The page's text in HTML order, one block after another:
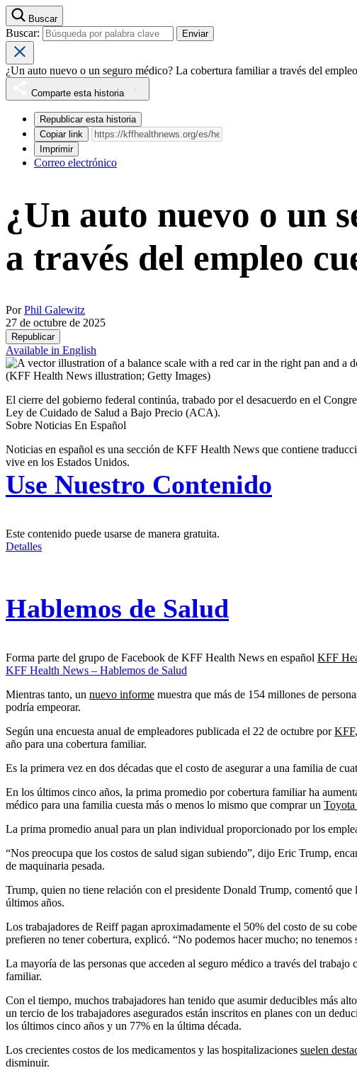
Buscar
Buscar:
¿Un auto nuevo o un seguro médico? La cobertura familiar a través del
Comparte esta historia
Republicar esta historia
Copiar link
Imprimir
Correo electrónico
¿Un auto nuevo o un
a través del empleo
PorPhil Galewitz
27 de octubre de 2025
Republicar
Available in English
(KFF Health News illustration; Getty Images)
El cierre del gobierno federal continúa, trabado por el desacuerdo en el
Ley de Cuidado de Salud a Bajo Precio (ACA).
Sobre Noticias En Español
Noticias en español es una sección de KFF Health News que contiene
vive en los Estados Unidos.
Use Nuestro Contenido
Este contenido puede usarse de manera gratuita.
Detalles
Hablemos de Salud
Forma parte del grupo de Facebook de KFF Health News en español KFF
KFF Health News – Hablemos de Salud
Mientras tanto, un nuevo informe muestra que más de 154 millones de
podría empeorar.
Según una encuesta anual de empleadores publicada el 22 de octubre porKFF
año para una cobertura familiar.
Es la primera vez en dos décadas que el costo de asegurar a una familia de
En los últimos cinco años, la prima promedio por cobertura familiar ha
médico para una familia cuesta más o menos lo mismo que comprar un
La prima promedio anual para un plan individual proporcionado por los
“Nos preocupa que los costos de salud sigan subiendo”, dijo Eric Trump,
de maquinaria pesada.
Trump, quien no tiene relación con el presidente Donald Trump, comentó
últimos años.
Los trabajadores de Reiff pagan aproximadamente el 50% del costo de su
prefieren no tener cobertura, explicó. “No podemos hacer mucho; no
La mayoría de las personas que acceden al seguro médico a través del
familiar.
Con el tiempo, muchos trabajadores han tenido que asumir deducibles más
un tercio de los trabajadores asegurados están inscritos en planes con un
los últimos cinco años y un 77% en la última década.
Los crecientes costos de los medicamentos y las hospitalizaciones suelen
disminuir.